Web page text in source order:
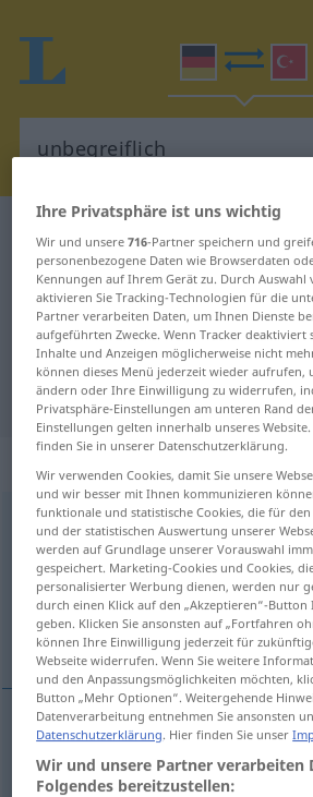
Deutsch-Türkisch
"unbegreiflich"
"unbegreiflich"
Übersetzung
„unbegreiflich“ :
unbegreiflichadj
Übersicht aller Übersetzungen
(Für mehr Details die Übersetzung
anlaşılmaz, akıl almaz
almaz unbegreiflich
Ihre Privatsphäre ist uns wichtig
Wir und unsere716-Partner speichern und
personenbezogene Daten wie Browserdaten
Kennungen auf Ihrem Gerät zu. Durch Auswahl
aktivieren Sie Tracking-Technologien für die
Partner verarbeiten Daten, um Ihnen Dienste
aufgeführten Zwecke. Wenn Tracker deaktiviert
Inhalte und Anzeigen möglicherweise nicht
können dieses Menü jederzeit wieder aufrufen,
ändern oder Ihre Einwilligung zu widerrufen,
Privatsphäre-Einstellungen am unteren Rand
Einstellungen gelten innerhalb unseres
finden Sie in unserer Datenschutzerklärung.
Wir verwenden Cookies, damit Sie unsere
und wir besser mit Ihnen kommunizieren
funktionale und statistische Cookies, die für
und der statistischen Auswertung unserer
werden auf Grundlage unserer Vorauswahl
gespeichert. Marketing-Cookies und Cookies,
personalisierter Werbung dienen, werden nur
durch einen Klick auf den „Akzeptieren“-
geben. Klicken Sie ansonsten auf „Fortfahren
können Ihre Einwilligung jederzeit für
Webseite widerrufen. Wenn Sie weitere
und den Anpassungsmöglichkeiten möchten,
Button „Mehr Optionen“. Weitergehende
Datenverarbeitung entnehmen Sie ansonsten
Datenschutzerklärung. Hier finden Sie unser
Wir und unsere Partner verarbeiten
Folgendes bereitzustellen: